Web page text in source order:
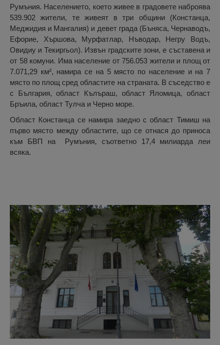
Румъния. Населението, което живее в градовете наброява
539.902 жители, те живеят в три общини (Констанца,
Меджидия и Мангалия) и девет града (Бъняса, Чернаводъ,
Ефорие, Хършова, Мурфатлар, Нъводар, Негру Водъ,
Овидиу и Текиргьол). Извън градските зони, е съставена и
от 58 комуни. Има население от 756.053 жители и площ от
7.071,29 км², намира се на 5 място по население и на 7
място по площ сред областите на страната. В съседство е
с България, област Кълъраш, област Яломица, област
Бръила, област Тулча и Черно море.
Област Констанца се намира заедно с област Тимиш на
първо място между областите, що се отнася до приноса
към БВП на Румъния, съответно 17,4 милиарда леи
всяка.